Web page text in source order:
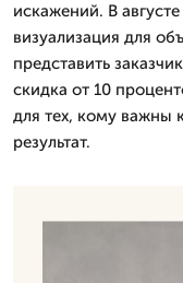
искажений. В
визуализация для
представить
скидка от 10
для тех, кому важны
результат.